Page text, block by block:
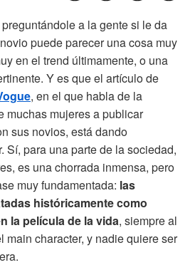
a la gente si le da
puede parecer una cosa muy
en el trend últimamente, o una
Y es que el artículo de
, en el que habla de la
muchas mujeres a publicar
sus novios, está dando
Sí, para una parte de la sociedad,
es una chorrada inmensa, pero
muy fundamentada: las
históricamente como
la película de la vida, siempre al
main character, y nadie quiere ser